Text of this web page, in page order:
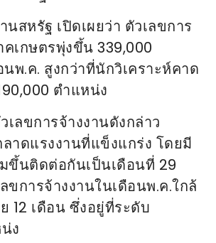
นสหรัฐ เปิดเผยว่า ตัวเลขการ
เกษตรพุ่งขึ้น 339,000
พ.ค. สูงกว่าที่นักวิเคราะห์คาด
ตำแหน่ง
ลขการจ้างงานดังกล่าว
าดแรงงานที่แข็งแกร่ง โดยมี
ขึ้นติดต่อกันเป็นเดือนที่ 29
ขการจ้างงานในเดือนพ.ค.ใกล้
12 เดือน ซึ่งอยู่ที่ระดับ
ง